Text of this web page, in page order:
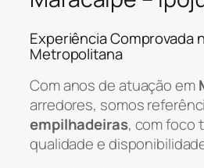
Experiência Comprovada
Metropolitana
Com anos de atuação em
arredores, somos
empilhadeiras, com foco
qualidade e